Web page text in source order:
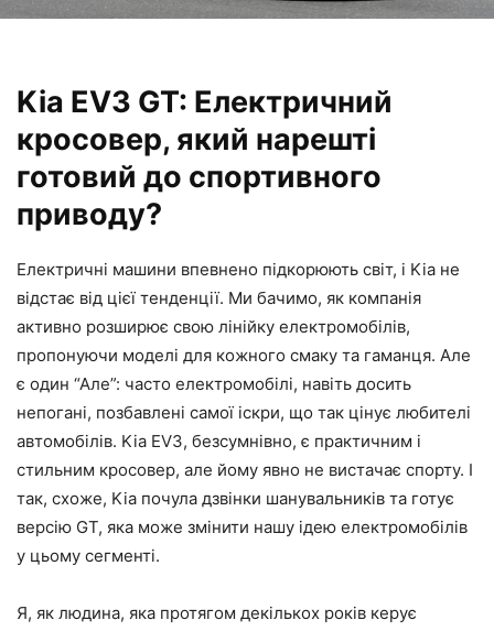
Kia EV3 GT: Електричний
кросовер, який нарешті
готовий до спортивного
приводу?
Електричні машини впевнено підкорюють світ, і Kia не
відстає від цієї тенденції. Ми бачимо, як компанія
активно розширює свою лінійку електромобілів,
пропонуючи моделі для кожного смаку та гаманця. Але
є один “Але”: часто електромобілі, навіть досить
непогані, позбавлені самої іскри, що так цінує любителі
автомобілів. Kia EV3, безсумнівно, є практичним і
стильним кросовер, але йому явно не вистачає спорту. І
так, схоже, Kia почула дзвінки шанувальників та готує
версію GT, яка може змінити нашу ідею електромобілів
у цьому сегменті.
Я, як людина, яка протягом декількох років керує